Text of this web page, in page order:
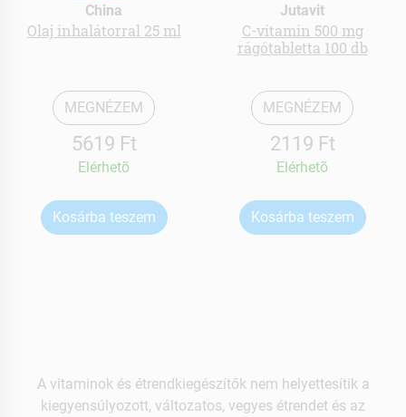
China
Olaj inhalátorral 25 ml
MEGNÉZEM
5619 Ft
Elérhetõ
Kosárba teszem
Jutavit
C-vitamin 500 mg
rágótabletta 100 db
MEGNÉZEM
2119 Ft
Elérhetõ
Kosárba teszem
A vitaminok és étrendkiegészítők nem helyettesítik a
kiegyensúlyozott, változatos, vegyes étrendet és az